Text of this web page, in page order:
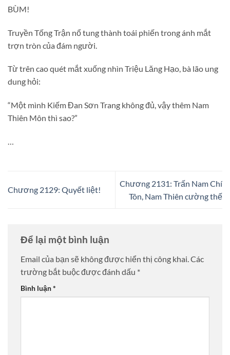
BÙM!
Truyền Tống Trận nổ tung thành toái phiến trong ánh mắt
trợn tròn của đám người.
Từ trên cao quét mắt xuống nhìn Triệu Lăng Hạo, bà lão ung
dung hỏi:
“Một mình Kiếm Đan Sơn Trang không đủ, vậy thêm Nam
Thiên Môn thì sao?”
…
Chương 2129: Quyết liệt!
Chương 2131: Trấn Nam Chí
Tôn, Nam Thiên cường thế
Để lại một bình luận
Email của bạn sẽ không được hiển thị công khai. Các
trường bắt buộc được đánh dấu *
Bình luận*